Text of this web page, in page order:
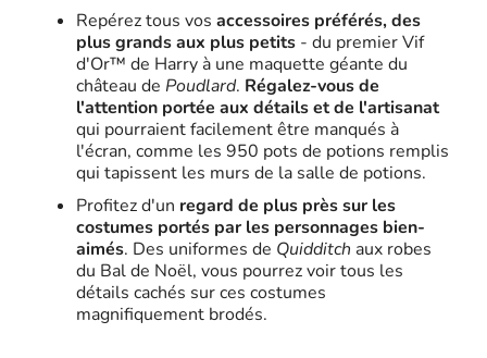
Repérez tous vos accessoires préférés, des
plus grands aux plus petits - du premier Vif
d'Or™ de Harry à une maquette géante du
château de Poudlard. Régalez-vous de
l'attention portée aux détails et de l'artisanat
qui pourraient facilement être manqués à
l'écran, comme les 950 pots de potions remplis
qui tapissent les murs de la salle de potions.
Profitez d'un regard de plus près sur les
costumes portés par les personnages bien-
aimés. Des uniformes de Quidditch aux robes
du Bal de Noël, vous pourrez voir tous les
détails cachés sur ces costumes
magnifiquement brodés.